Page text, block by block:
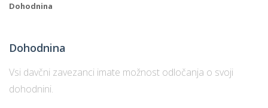
Dohodnina
Dohodnina
Vsi davčni zavezanci imate možnost odločanja o svoji
dohodnini.